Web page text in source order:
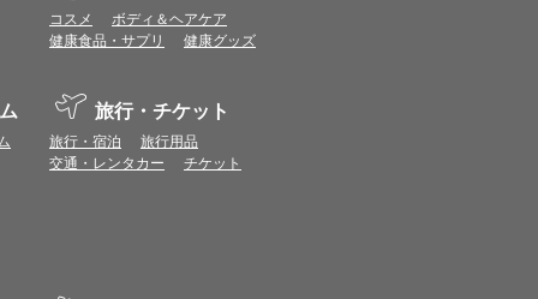
ましては表示ポイント数と付与ポイント数
トは付きません。
ならない場合があります。
。
から再度ショップへアクセスしてください。
。
る場合があります。各ショップからご注文後
コスメ
ボディ＆ヘアケア
健康食品・サプリ
健康グッズ
旅行・チケット
旅行・宿泊
旅行用品
交通・レンタカー
チケット